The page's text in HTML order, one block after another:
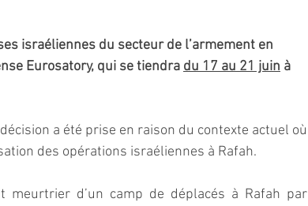
israéliennes du secteur de l’armement en
Eurosatory, qui se tiendra du 17 au 21 juin à
a été prise en raison du contexte actuel où
des opérations israéliennes à Rafah.
d’un camp de déplacés à Rafah par